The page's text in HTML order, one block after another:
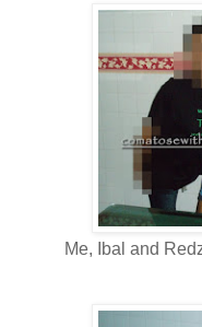
Me, Ibal and